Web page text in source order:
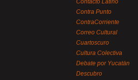
Contacto Latino
Contra Punto
ContraCorriente
Correo Cultural
Cuartoscuro
Cultura Colectiva
Debate por Yucatán
Descubro